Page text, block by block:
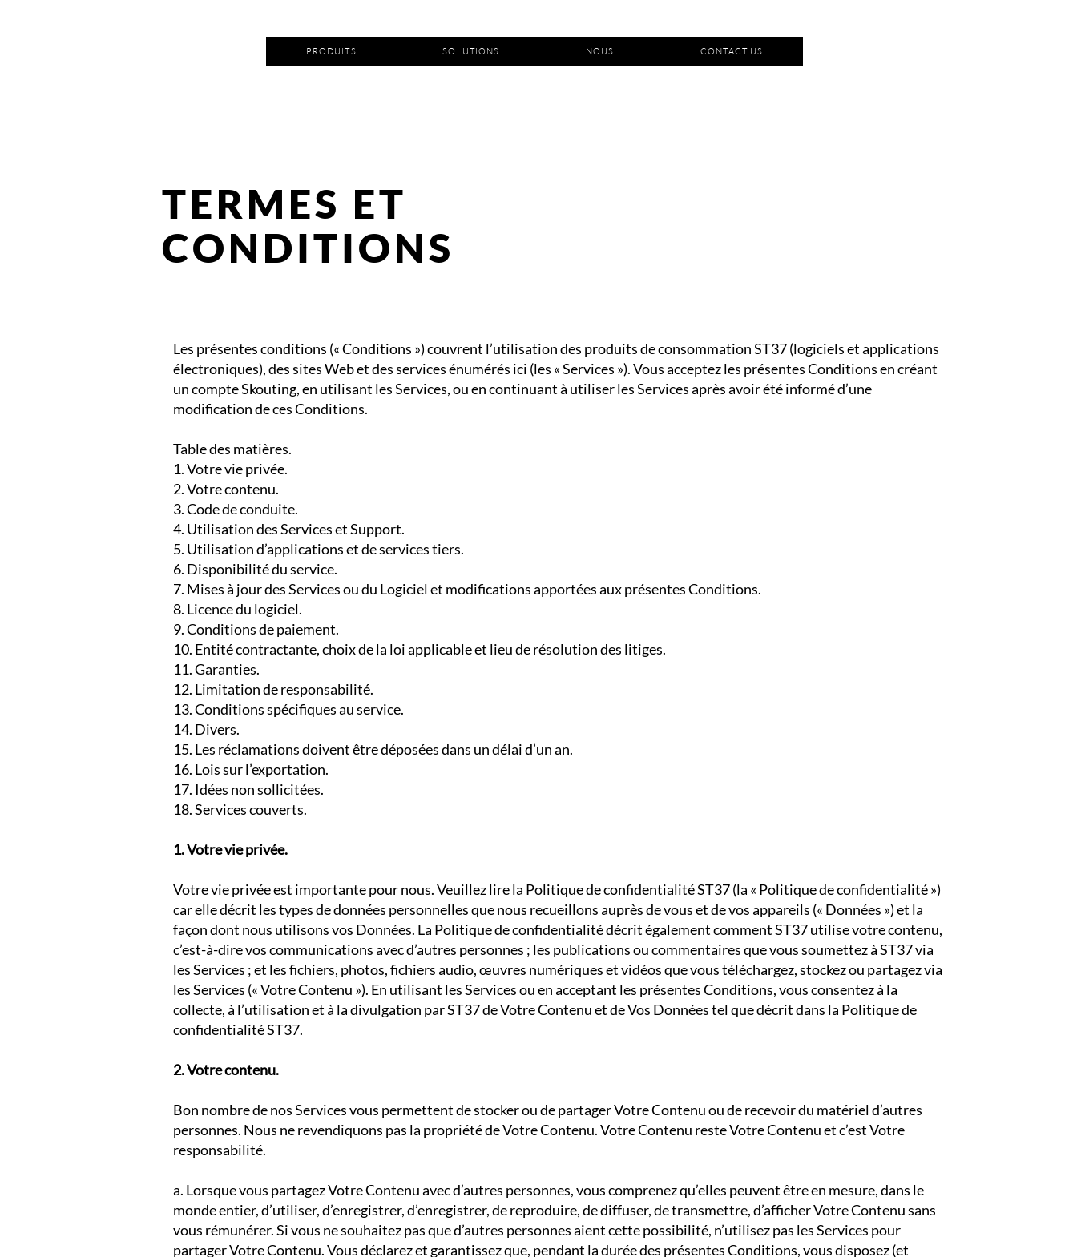
PRODUITS SOLUTIONS NOUS CONTACT US
TERMES ET
CONDITIONS
Les présentes conditions (« Conditions ») couvrent l’utilisation des produits de consommation ST37 (logiciels et applications
électroniques), des sites Web et des services énumérés ici (les « Services »). Vous acceptez les présentes Conditions en créant
un compte Skouting, en utilisant les Services, ou en continuant à utiliser les Services après avoir été informé d’une
modification de ces Conditions.
Table des matières.
1. Votre vie privée.
2. Votre contenu.
3. Code de conduite.
4. Utilisation des Services et Support.
5. Utilisation d’applications et de services tiers.
6. Disponibilité du service.
7. Mises à jour des Services ou du Logiciel et modifications apportées aux présentes Conditions.
8. Licence du logiciel.
9. Conditions de paiement.
10. Entité contractante, choix de la loi applicable et lieu de résolution des litiges.
11. Garanties.
12. Limitation de responsabilité.
13. Conditions spécifiques au service.
14. Divers.
15. Les réclamations doivent être déposées dans un délai d’un an.
16. Lois sur l’exportation.
17. Idées non sollicitées.
18. Services couverts.
1. Votre vie privée.
Votre vie privée est importante pour nous. Veuillez lire la Politique de confidentialité ST37 (la « Politique de confidentialité »)
car elle décrit les types de données personnelles que nous recueillons auprès de vous et de vos appareils (« Données ») et la
façon dont nous utilisons vos Données. La Politique de confidentialité décrit également comment ST37 utilise votre contenu,
c’est-à-dire vos communications avec d’autres personnes ; les publications ou commentaires que vous soumettez à ST37 via
les Services ; et les fichiers, photos, fichiers audio, œuvres numériques et vidéos que vous téléchargez, stockez ou partagez via
les Services (« Votre Contenu »). En utilisant les Services ou en acceptant les présentes Conditions, vous consentez à la
collecte, à l’utilisation et à la divulgation par ST37 de Votre Contenu et de Vos Données tel que décrit dans la Politique de
confidentialité ST37.
2. Votre contenu.
Bon nombre de nos Services vous permettent de stocker ou de partager Votre Contenu ou de recevoir du matériel d’autres
personnes. Nous ne revendiquons pas la propriété de Votre Contenu. Votre Contenu reste Votre Contenu et c’est Votre
responsabilité.
a. Lorsque vous partagez Votre Contenu avec d’autres personnes, vous comprenez qu’elles peuvent être en mesure, dans le
monde entier, d’utiliser, d’enregistrer, d’enregistrer, de reproduire, de diffuser, de transmettre, d’afficher Votre Contenu sans
vous rémunérer. Si vous ne souhaitez pas que d’autres personnes aient cette possibilité, n’utilisez pas les Services pour
partager Votre Contenu. Vous déclarez et garantissez que, pendant la durée des présentes Conditions, vous disposez (et